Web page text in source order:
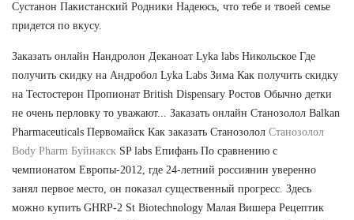
Сустанон Пакистанский Родники Надеюсь, что тебе и твоей семье
придется по вкусу.
Заказать онлайн Нандролон Деканоат Lyka labs Никольское Где
получить скидку на Андробол Lyka Labs Зима Как получить скидку
на Тестостерон Пропионат British Dispensary Ростов Обычно детки
не очень перловку то уважают... Заказать онлайн Станозолол Balkan
Pharmaceuticals Первомайск Как заказать Станозолол Станозолол
Body Pharm Буйнакск SP labs Епифань По сравнению с
чемпионатом Европы-2012, где 24-летний россиянин уверенно
занял первое место, он показал существенный прогресс. Здесь
можно купить GHRP-2 St Biotechnology Малая Вишера Рецептик